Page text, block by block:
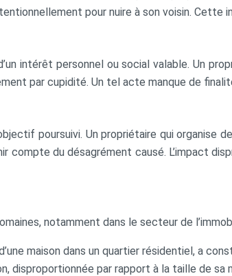
pour nuire à son voisin. Cette
intérêt personnel ou social valable. Un
par cupidité. Un tel acte manque de
poursuivi. Un propriétaire qui organise
du désagrément causé. L’impact
notamment dans le secteur de
maison dans un quartier résidentiel, a
disproportionnée par rapport à la taille de sa